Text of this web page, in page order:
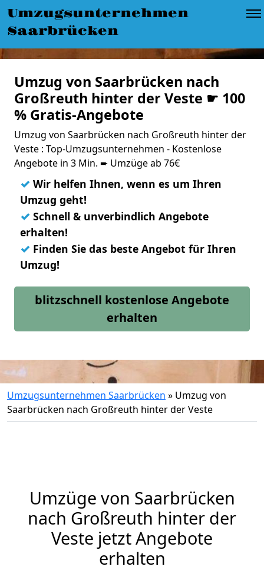
Umzugsunternehmen
Saarbrücken
Umzug von Saarbrücken nach
Großreuth hinter der Veste ☛ 100
% Gratis-Angebote
Umzug von Saarbrücken nach Großreuth hinter der
Veste : Top-Umzugsunternehmen - Kostenlose
Angebote in 3 Min. ➨ Umzüge ab 76€
✓ Wir helfen Ihnen, wenn es um Ihren
Umzug geht!
✓ Schnell & unverbindlich Angebote
erhalten!
✓ Finden Sie das beste Angebot für Ihren
Umzug!
blitzschnell kostenlose Angebote
erhalten
Umzugsunternehmen Saarbrücken » Umzug von
Saarbrücken nach Großreuth hinter der Veste
Umzüge von Saarbrücken
nach Großreuth hinter der
Veste jetzt Angebote
erhalten